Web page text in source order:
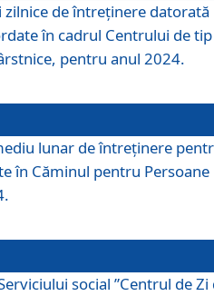
de întreținere datorată
în cadrul Centrului de tip
pentru anul 2024.
lunar de întreţinere
în Căminul pentru Persoane
social ”Centrul de Zi